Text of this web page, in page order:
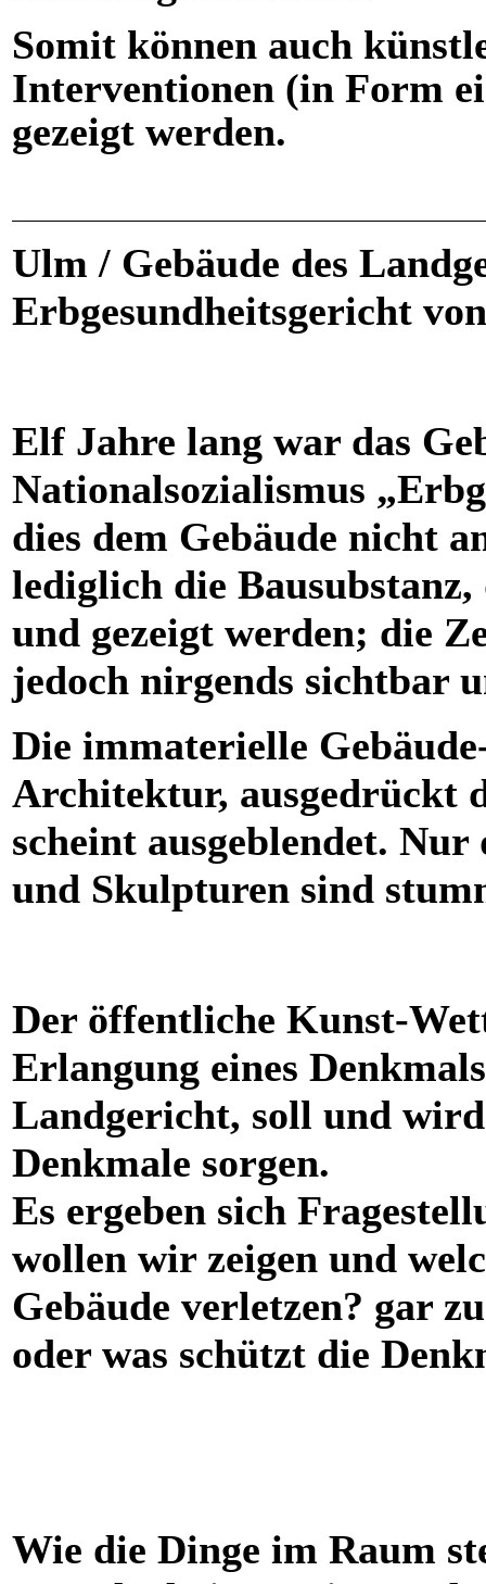
Somit können auch
Interventionen (in Form
gezeigt werden.
Ulm / Gebäude des
Erbgesundheitsgericht
Elf Jahre lang war das
Nationalsozialismus
dies dem Gebäude nicht
lediglich die
und gezeigt werden; die
jedoch nirgends sichtbar
Die immaterielle
Architektur, ausgedrückt
scheint ausgeblendet.
und Skulpturen sind
Der öffentliche Kunst-
Erlangung eines
Landgericht, soll und
Denkmale sorgen.
Es ergeben sich
wollen wir zeigen und
Gebäude verletzen? gar
oder was schützt die
Wie die Dinge im Raum